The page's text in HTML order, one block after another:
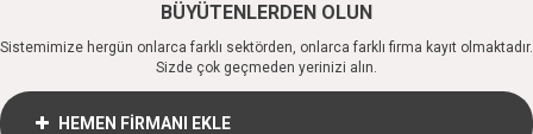
BÜYÜTENLERDEN OLUN
Sistemimize hergün onlarca farklı sektörden, onlarca farklı firma kayıt olmaktadır.
Sizde çok geçmeden yerinizi alın.
HEMEN FİRMANI EKLE